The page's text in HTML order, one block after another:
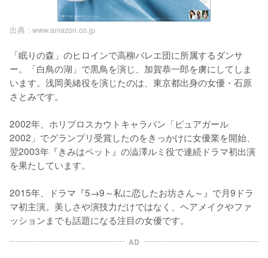
出典 : www.amazon.co.jp
「眠りの森」のヒロインで高柳バレエ団に所属するダンサ
ー。「白鳥の湖」で黒鳥を演じ、加賀恭一郎を虜にしてしま
います。浅岡美緒役を演じたのは、東京都出身の女優・石原
さとみです。
2002年、ホリプロスカウトキャラバン「ピュアガール
2002」でグランプリ受賞したのをきっかけに女優業を開始、
翌2003年『きみはペット』の澁澤ルミ役で連続ドラマ初出演
を果たしています。
2015年、ドラマ『5→9～私に恋したお坊さん～』で月9ドラ
マ初主演。美しさや演技力だけではなく、ヘアメイクやファ
ッションまでも話題になる注目の女優です。
AD